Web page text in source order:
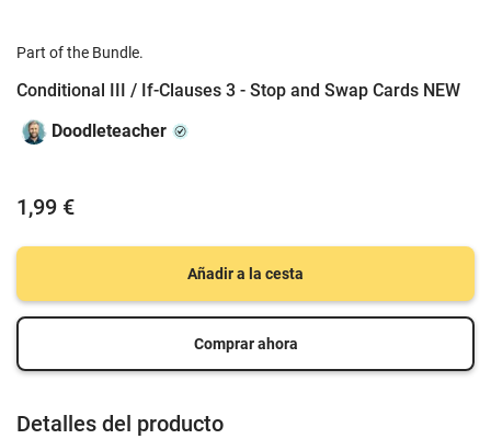
Part of the Bundle.
Conditional III / If-Clauses 3 - Stop and Swap Cards NEW
Doodleteacher
1,99 €
Añadir a la cesta
Comprar ahora
Detalles del producto